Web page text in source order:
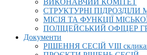
ВИКОНАВЧИЙ КОМІТЕТ
СТРУКТУРНІ ПІДРОЗДІЛИ
МІСІЯ ТА ФУНКЦІЇ
ПОЛІЦЕЙСЬКИЙ ОФІЦЕР
Документи
РІШЕННЯ СЕСІЙ VIІI